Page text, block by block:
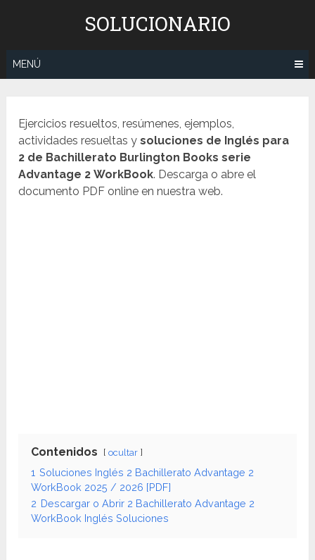
SOLUCIONARIO
MENÚ
Ejercicios resueltos, resúmenes, ejemplos,
actividades resueltas ysoluciones de Inglés para
2 de Bachillerato Burlington Books serie
Advantage 2 WorkBook. Descarga o abre el
documento PDF online en nuestra web.
Contenidos ocultar
1 Soluciones Inglés 2 Bachillerato Advantage 2
WorkBook 2025 / 2026 [PDF]
2 Descargar o Abrir 2 Bachillerato Advantage 2
WorkBook Inglés Soluciones